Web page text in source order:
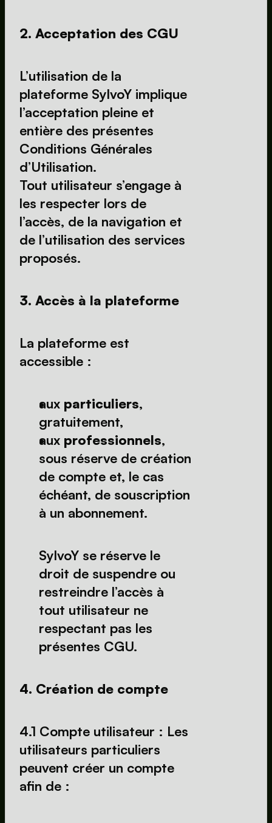
2. Acceptation des CGU
L’utilisation de la
plateforme SylvoY implique
l’acceptation pleine et
entière des présentes
Conditions Générales
d’Utilisation.
Tout utilisateur s’engage à
les respecter lors de
l’accès, de la navigation et
de l’utilisation des services
proposés.
3. Accès à la plateforme
La plateforme est
accessible :
aux particuliers,
gratuitement,
aux professionnels,
sous réserve de création
de compte et, le cas
échéant, de souscription
à un abonnement.
SylvoY se réserve le
droit de suspendre ou
restreindre l’accès à
tout utilisateur ne
respectant pas les
présentes CGU.
4. Création de compte
4.1 Compte utilisateur : Les
utilisateurs particuliers
peuvent créer un compte
afin de :